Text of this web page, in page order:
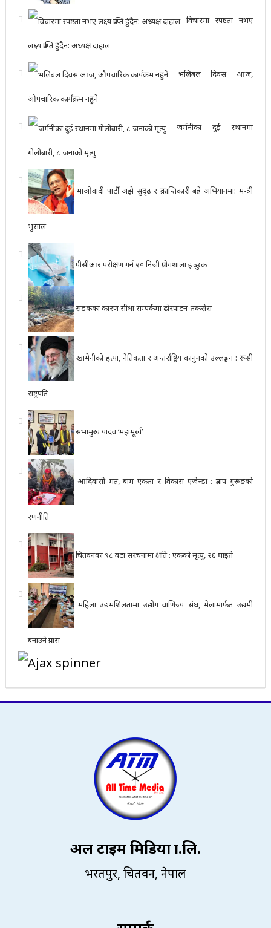
विचारमा स्पष्टता नभए
लक्ष्य प्राप्ति हुँदैन: अध्यक्ष दाहाल
भलिबल दिवस आज,
औपचारिक कार्यक्रम नहुने
जर्मनीका दुई स्थानमा
गोलीबारी, ८ जनाको मृत्यु
माओवादी पार्टी अझै सुदृढ र क्रान्तिकारी बन्ने अभियानमा: मन्त्री
भुसाल
पीसीआर परीक्षण गर्न २० निजी प्रयोगशाला इच्छुक
सडकका कारण सीधा सम्पर्कमा ढोरपाटन-तकसेरा
खामेनीको हत्या, नैतिकता र अन्तर्राष्ट्रिय कानुनको उल्लङ्घन : रूसी
राष्ट्रपति
सभामुख यादव ‘महामूर्ख’
आदिवासी मत, बाम एकता र विकास एजेन्डा : प्रताप गुरूङको
रणनीति
चितवनका ९८ वटा संरचनामा क्षति : एकको मृत्यु, २६ घाइते
महिला उद्यमशिलतामा उद्योग वाणिज्य संघ, मेलामार्फत उद्यमी
बनाउने प्रयास
अल टाइम मिडिया प्रा.लि.
भरतपुर, चितवन, नेपाल